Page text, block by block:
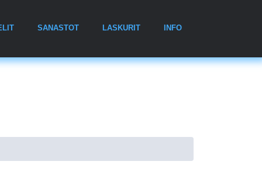
SANASTOT LASKURIT INFO